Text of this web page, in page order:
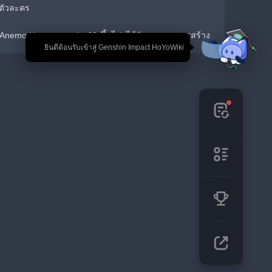
🎉 ยินดีต้อนรับเข้าสู่ Genshin Impact HoYoWiki
วละคร
Hypostases Lv.60 ขึ้นไป  ได้รับจากการสรรสร้าง